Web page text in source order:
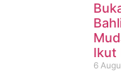
Ikut
6